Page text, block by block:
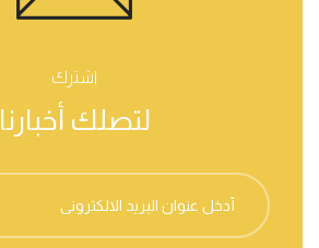
اشترك
لتصلك أخبارنا